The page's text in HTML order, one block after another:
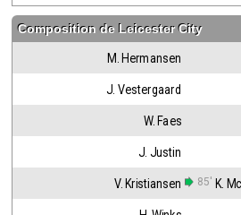
Composition de Leicester City
M. Hermansen
J. Vestergaard
W. Faes
J. Justin
V. Kristiansen 85' K.